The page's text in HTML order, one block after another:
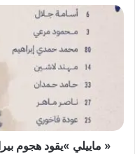
«
في
الدوري
« ماييلي »يقود هجوم